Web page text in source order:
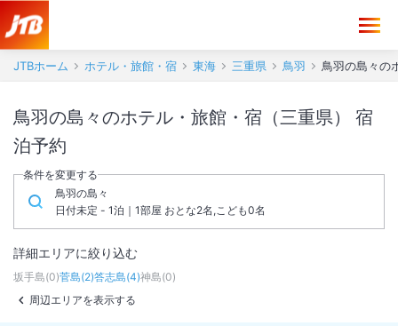
JTBホーム ホテル・旅館・宿 東海 三重県 鳥羽 鳥羽の島々の
鳥羽の島々のホテル・旅館・宿（三重県） 宿
泊予約
条件を変更する
鳥羽の島々
日付未定 - 1泊｜1部屋 おとな2名,こども0名
詳細エリアに絞り込む
坂手島(0)菅島(2)答志島(4)神島(0)
周辺エリアを表示する